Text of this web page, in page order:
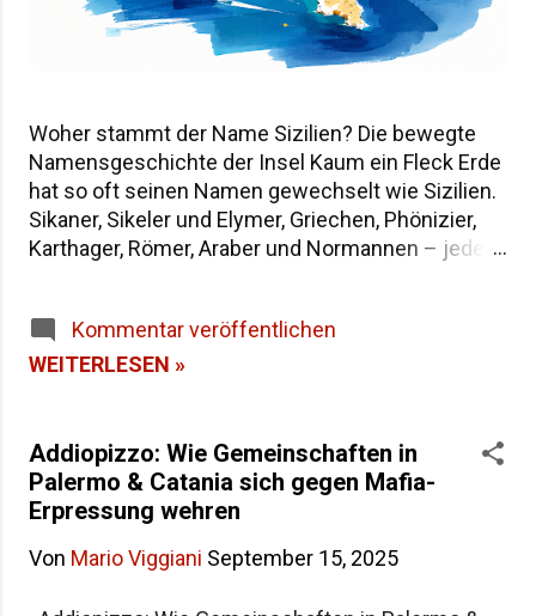
Woher stammt der Name Sizilien? Die bewegte
Namensgeschichte der Insel Kaum ein Fleck Erde
hat so oft seinen Namen gewechselt wie Sizilien.
Sikaner, Sikeler und Elymer, Griechen, Phönizier,
Karthager, Römer, Araber und Normannen – jede
fragst, warum die Insel heute "Sicilia" heißt und
wie sie in der Antike genannt wurde, findest du
heutigen Namen. Woher stammt der Name
Sizilien Inhaltsverzeichnis Die Herkunft des
Namens "Sicilia" Der älteste Name: Trinakria und
Sikanern Die drei vorgriechischen Völker Siziliens
Kommentar veröffentlichen
WEITERLESEN »
Addiopizzo: Wie Gemeinschaften in
Palermo & Catania sich gegen Mafia-
Erpressung wehren
Von Mario Viggiani September 15, 2025